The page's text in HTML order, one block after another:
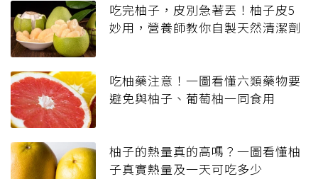
吃完柚子，皮別急著丟！柚子皮5
妙用，營養師教你自製天然清潔劑
吃柚藥注意！一圖看懂六類藥物要
避免與柚子、葡萄柚一同食用
柚子的熱量真的高嗎？一圖看懂柚
子真實熱量及一天可吃多少